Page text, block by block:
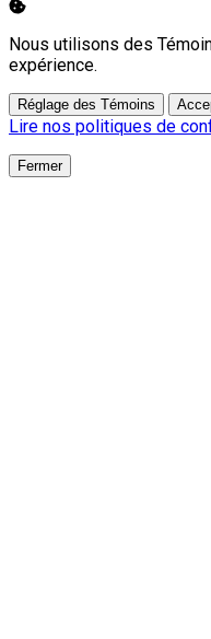
Nous utilisons des
expérience.
Réglage des Témoins
Lire nos politiques de
Fermer